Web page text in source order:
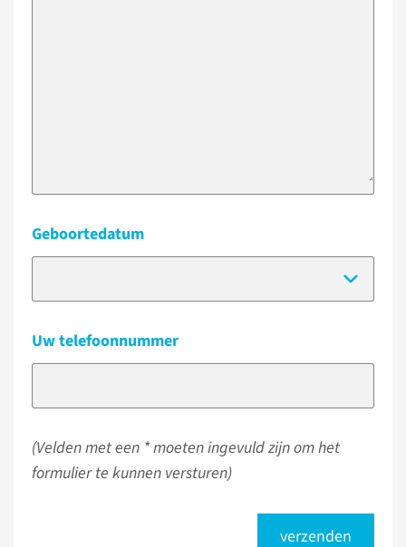
Geboortedatum
Uw telefoonnummer
(Velden met een * moeten ingevuld zijn om het
formulier te kunnen versturen)
verzenden